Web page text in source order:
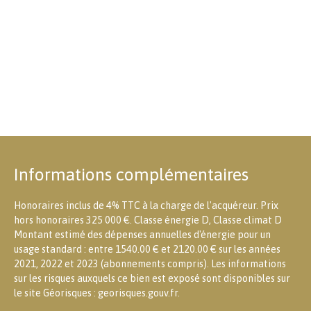
Informations complémentaires
Honoraires inclus de 4% TTC à la charge de l'acquéreur. Prix
hors honoraires 325 000 €. Classe énergie D, Classe climat D
Montant estimé des dépenses annuelles d'énergie pour un
usage standard : entre 1540.00 € et 2120.00 € sur les années
2021, 2022 et 2023 (abonnements compris). Les informations
sur les risques auxquels ce bien est exposé sont disponibles sur
le site Géorisques : georisques.gouv.fr.